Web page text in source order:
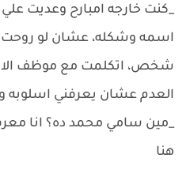
_كنت خارجه امبارح وعديت
اسمه وشكله، عشان لو روحت
شخص، اتكلمت مع موظف
العدم عشان يعرفني اسلوبه
_مين سامي محمد ده؟ انا
هنا